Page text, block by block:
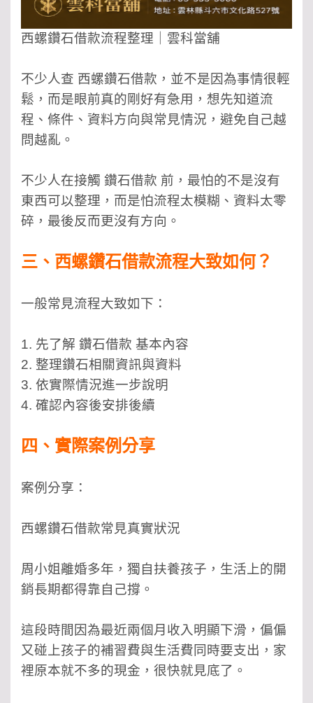
西螺鑽石借款流程整理｜雲科當舖
不少人查 西螺鑽石借款，並不是因為事情很輕
鬆，而是眼前真的剛好有急用，想先知道流
程、條件、資料方向與常見情況，避免自己越
問越亂。
不少人在接觸 鑽石借款 前，最怕的不是沒有
東西可以整理，而是怕流程太模糊、資料太零
碎，最後反而更沒有方向。
三、西螺鑽石借款流程大致如何？
一般常見流程大致如下：
1. 先了解 鑽石借款 基本內容
2. 整理鑽石相關資訊與資料
3. 依實際情況進一步說明
4. 確認內容後安排後續
四、實際案例分享
案例分享：
西螺鑽石借款常見真實狀況
周小姐離婚多年，獨自扶養孩子，生活上的開
銷長期都得靠自己撐。
這段時間因為最近兩個月收入明顯下滑，偏偏
又碰上孩子的補習費與生活費同時要支出，家
裡原本就不多的現金，很快就見底了。